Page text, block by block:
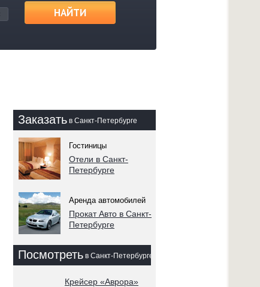
НАЙТИ
Заказать в Санкт-Петербурге
Гостиницы
Отели в Санкт-
Петербурге
Аренда автомобилей
Прокат Авто в Санкт-
Петербурге
Посмотреть в Санкт-Петербурге
Крейсер «Аврора»